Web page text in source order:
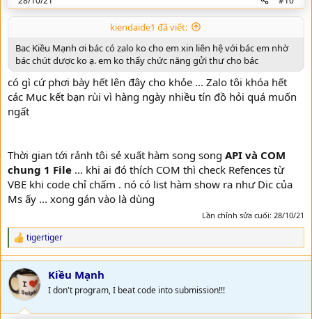
kiendaide1 đã viết:
Bac Kiều Mạnh ơi bác có zalo ko cho em xin liên hệ với bác em nhờ
bác chút dược ko ạ. em ko thấy chức năng gửi thư cho bác
có gì cứ phơi bày hết lên đây cho khỏe ... Zalo tôi khóa hết
các Mục kết bạn rùi vì hàng ngày nhiều tín đồ hỏi quá muốn
ngất
Thời gian tới rảnh tôi sẻ xuất hàm song song API và COM
chung 1 File ... khi ai đó thích COM thì check Refences từ
VBE khi code chỉ chấm . nó có list hàm show ra như Dic của
Ms ấy ... xong gán vào là dùng
Lần chỉnh sửa cuối: 28/10/21
R
e
a
c
t
i
tigertiger
Kiều Mạnh
I don't program, I beat code into submission!!!